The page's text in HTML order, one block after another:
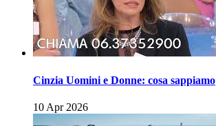
Cinzia Uomini e Donne: cosa sappiamo
10 Apr 2026